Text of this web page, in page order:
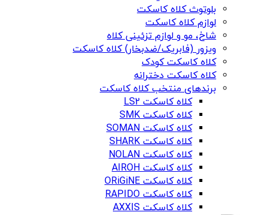
بلوتوث کلاه کاسکت
لوازم کلاه کاسکت
شاخ، مو و لوازم تزئینی کلاه
ویزور (فابریک/ضدبخار) کلاه کاسکت
کلاه کاسکت کودک
کلاه کاسکت دخترانه
برندهای منتخب کلاه کاسکت
کلاه کاسکت LS2
کلاه کاسکت SMK
کلاه کاسکت SOMAN
کلاه کاسکت SHARK
کلاه کاسکت NOLAN
کلاه کاسکت AIROH
کلاه کاسکت ORiGiNE
کلاه کاسکت RAPIDO
کلاه کاسکت AXXIS